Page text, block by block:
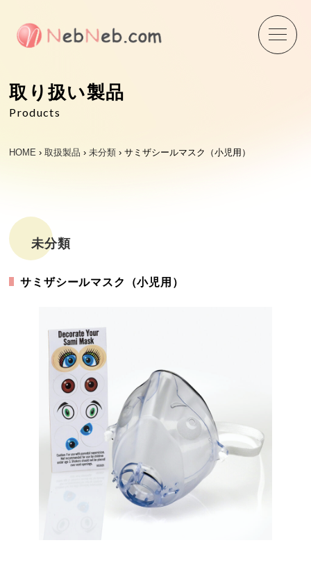
content
取り扱い製品
Products
HOME › 取扱製品 › 未分類 › サミザシールマスク（小児用）
未分類
サミザシールマスク（小児用）